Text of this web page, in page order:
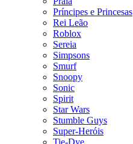
Príncipes e Princesas
Rei Leão
Roblox
Sereia
Simpsons
Smurf
Snoopy
Sonic
Spirit
Star Wars
Stumble Guys
Super-Heróis
Tie-Dye